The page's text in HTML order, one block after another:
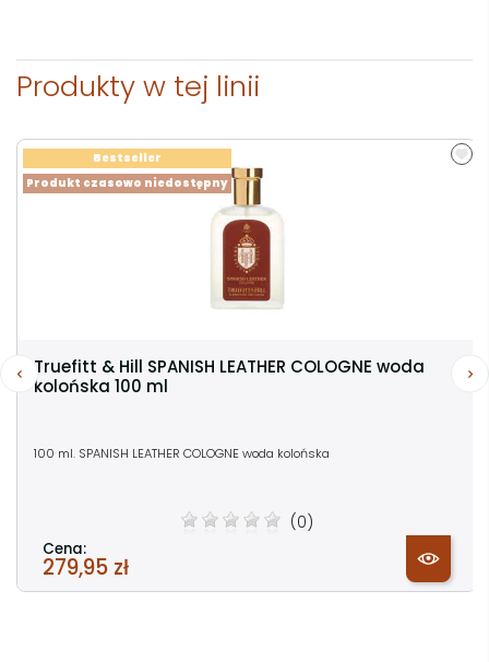
Produkty w tej linii
Truefitt & Hill SPANISH LEATHER COLOGNE woda
kolońska 100 ml
100 ml. SPANISH LEATHER COLOGNE woda kolońska
(0)
Cena:
279,95 zł
Produkt czasowo niedostępny
Bestseller